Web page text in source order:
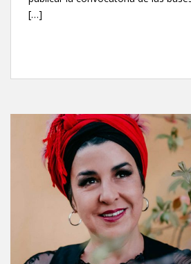
[…]